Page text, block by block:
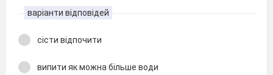
варіанти відповідей
сісти відпочити
випити як можна більше води